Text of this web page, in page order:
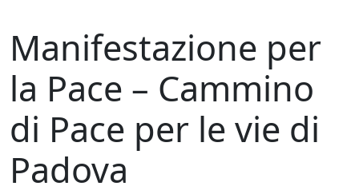
Manifestazione per
la Pace – Cammino
di Pace per le vie di
Padova